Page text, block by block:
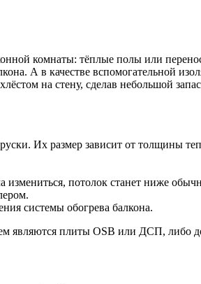
комнаты: тёплые полы или
А в качестве вспомогательной
на стену, сделав небольшой
Их размер зависит от толщины
потолок станет ниже
системы обогрева балкона.
плиты OSB или ДСП, либо